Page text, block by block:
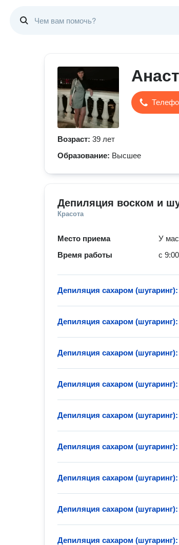
Возраст: 39 лет
Образование: Высшее
Депиляция воском и
Красота
Место приема
У
Время работы
с
Депиляция сахаром
Депиляция сахаром
Депиляция сахаром
Депиляция сахаром
Депиляция сахаром
Депиляция сахаром
Депиляция сахаром
Депиляция сахаром (шугаринг):
Депиляция сахаром